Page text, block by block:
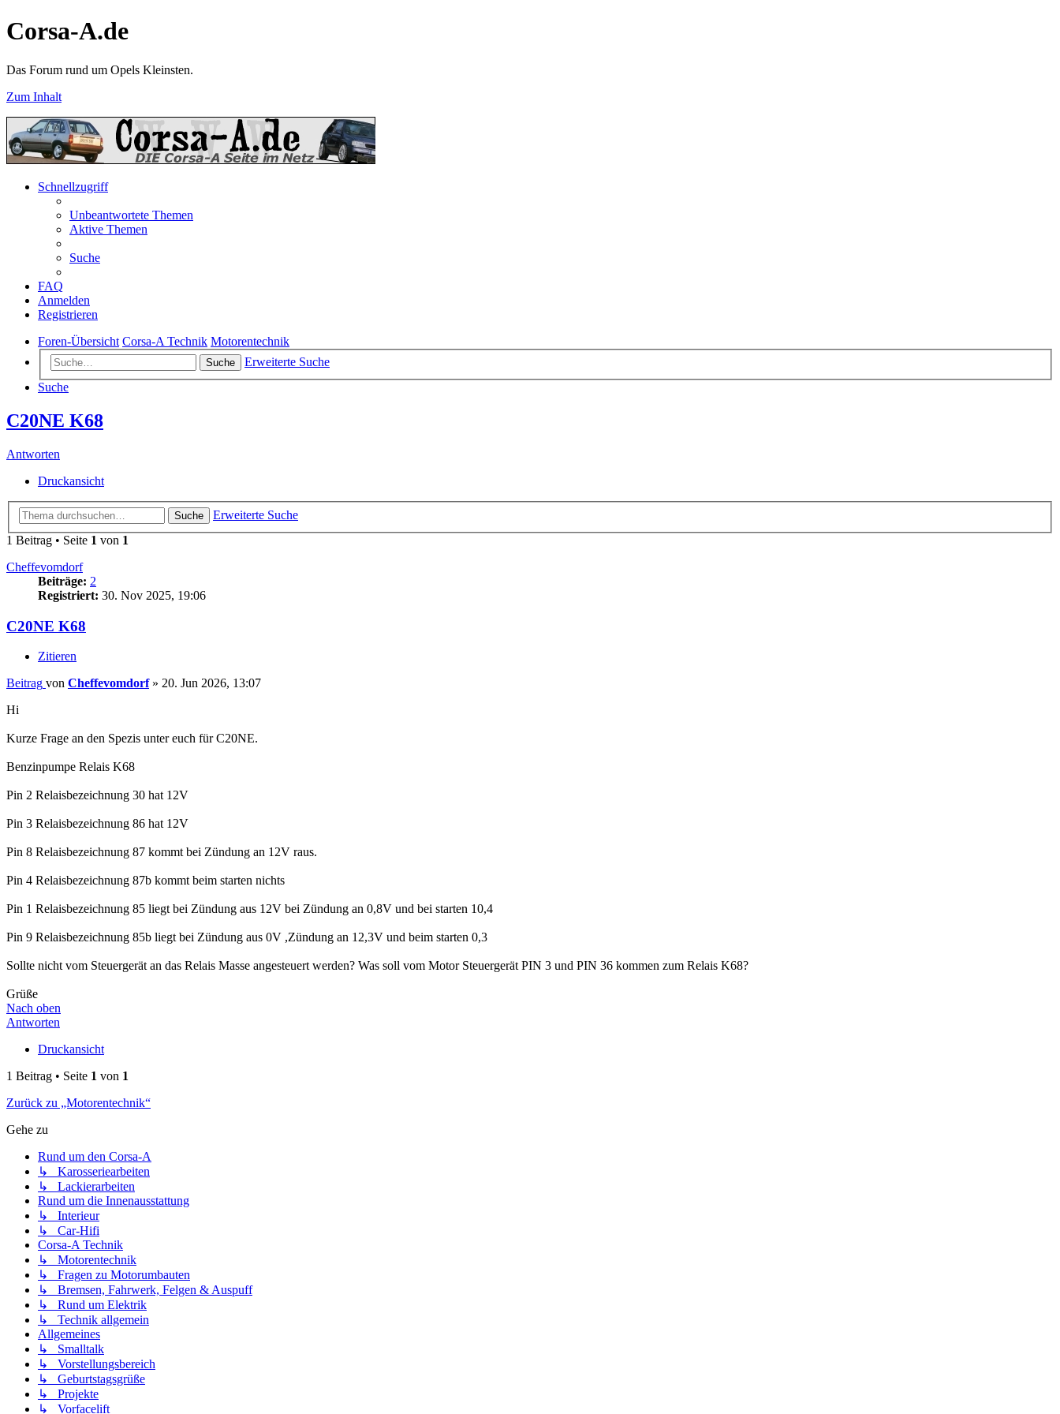
Corsa-A.de
Das Forum rund um Opels Kleinsten.
Zum Inhalt
Schnellzugriff
Unbeantwortete Themen
Aktive Themen
Suche
FAQ
Anmelden
Registrieren
Foren-Übersicht Corsa-A Technik Motorentechnik
Suche
Erweiterte Suche
Suche
C20NE K68
Antworten
Druckansicht
Suche
Erweiterte Suche
1 Beitrag • Seite 1 von 1
Cheffevomdorf
Beiträge: 2
Registriert: 30. Nov 2025, 19:06
C20NE K68
Zitieren
Beitrag von Cheffevomdorf» 20. Jun 2026, 13:07
Hi
Kurze Frage an den Spezis unter euch für C20NE.
Benzinpumpe Relais K68
Pin 2 Relaisbezeichnung 30 hat 12V
Pin 3 Relaisbezeichnung 86 hat 12V
Pin 8 Relaisbezeichnung 87 kommt bei Zündung an 12V raus.
Pin 4 Relaisbezeichnung 87b kommt beim starten nichts
Pin 1 Relaisbezeichnung 85 liegt bei Zündung aus 12V bei Zündung an 0,8V und bei starten 10,4
Pin 9 Relaisbezeichnung 85b liegt bei Zündung aus 0V ,Zündung an 12,3V und beim starten 0,3
Sollte nicht vom Steuergerät an das Relais Masse angesteuert werden? Was soll vom Motor Steuergerät PIN 3 und PIN 36 kommen zum Relais K68?
Grüße
Nach oben
Antworten
Druckansicht
1 Beitrag • Seite 1 von 1
Zurück zu „Motorentechnik“
Gehe zu
Rund um den Corsa-A
↳ Karosseriearbeiten
↳ Lackierarbeiten
Rund um die Innenausstattung
↳ Interieur
↳ Car-Hifi
Corsa-A Technik
↳ Motorentechnik
↳ Fragen zu Motorumbauten
↳ Bremsen, Fahrwerk, Felgen & Auspuff
↳ Rund um Elektrik
↳ Technik allgemein
Allgemeines
↳ Smalltalk
↳ Vorstellungsbereich
↳ Geburtstagsgrüße
↳ Projekte
↳ Vorfacelift